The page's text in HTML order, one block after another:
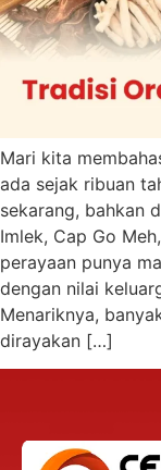
Mari kita
ada sejak ribuan
sekarang, bahkan
Imlek, Cap Go
perayaan punya
dengan nilai
Menariknya,
dirayakan […]